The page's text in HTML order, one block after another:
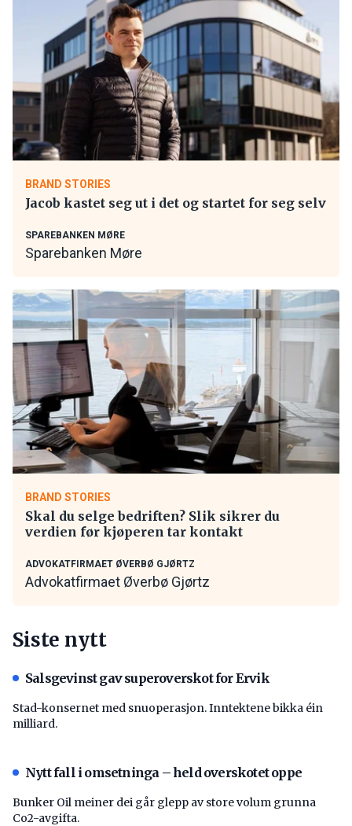
BRAND STORIES
Jacob kastet seg ut i det og startet for seg selv
SPAREBANKEN MØRE
Sparebanken Møre
BRAND STORIES
Skal du selge bedriften? Slik sikrer du
verdien før kjøperen tar kontakt
ADVOKATFIRMAET ØVERBØ GJØRTZ
Advokatfirmaet Øverbø Gjørtz
Siste nytt
Salsgevinst gav superoverskot for Ervik
Stad-konsernet med snuoperasjon. Inntektene bikka éin
milliard.
Nytt fall i omsetninga – held overskotet oppe
Bunker Oil meiner dei går glepp av store volum grunna
Co2-avgifta.